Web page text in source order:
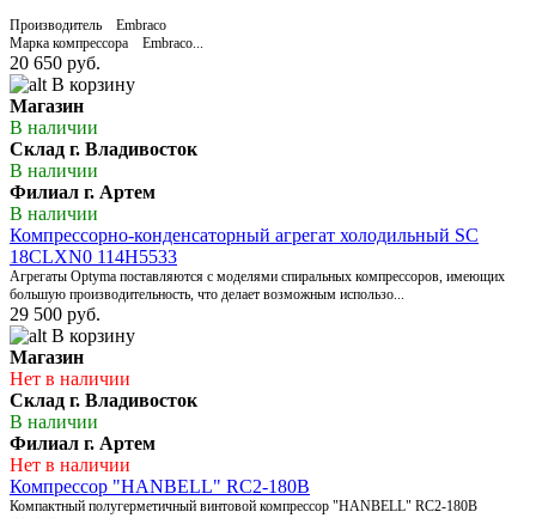
Производитель Embraco
Марка компрессора Embraco...
20 650 руб.
В корзину
Магазин
В наличии
Склад г. Владивосток
В наличии
Филиал г. Артем
В наличии
Компрессорно-конденсаторный агрегат холодильный SC
18CLXN0 114H5533
Агрегаты Optyma поставляются с моделями спиральных компрессоров, имеющих
большую производительность, что делает возможным использо...
29 500 руб.
В корзину
Магазин
Нет в наличии
Склад г. Владивосток
В наличии
Филиал г. Артем
Нет в наличии
Компрессор "HANBELL" RC2-180B
Компактный полугерметичный винтовой компрессор "HANBELL" RC2-180B